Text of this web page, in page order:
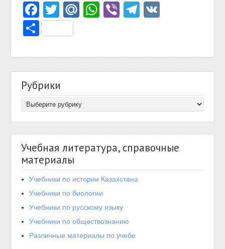
Facebook
TwitterMail.Ru
WhatsApp
ViberTelegram
Отправить
Рубрики
Учебная литература, справочные
материалы
Учебники по истории Казахстана
Учебники по биологии
Учебники по русскому языку
Учебники по обществознанию
Различные материалы по учебе